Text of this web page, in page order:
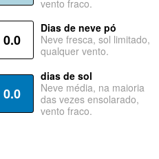
vento fraco.
0.0
Dias de neve pó
Neve fresca, sol limitado,
qualquer vento.
0.0
dias de sol
Neve média, na maioria
das vezes ensolarado,
vento fraco.